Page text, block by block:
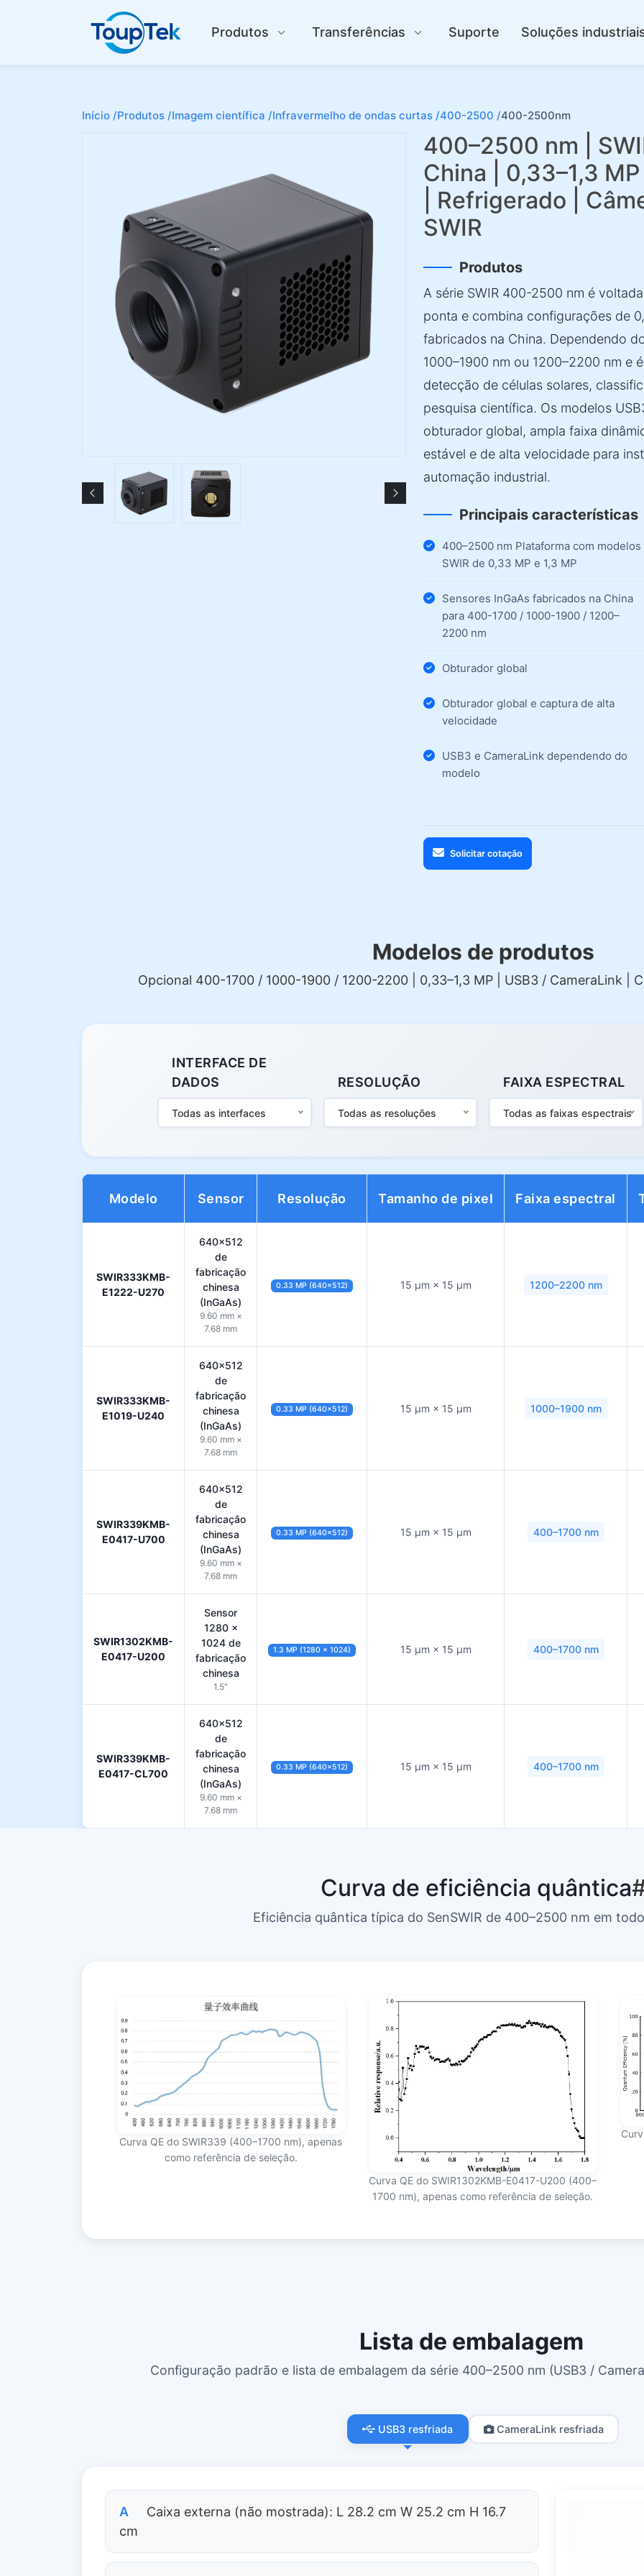
Produtos Transferências Suporte Soluções
Início /Produtos /Imagem científica /Infravermelho de ondas curtas /400-2500 /400-2500nm
400–2500 nm |
China | 0,33–1,3
| Refrigerado |
SWIR
Produtos
A série SWIR 400-2500 nm é
ponta e combina configurações de
fabricados na China. Dependendo
1000–1900 nm ou 1200–2200 nm e
detecção de células solares,
pesquisa científica. Os modelos
obturador global, ampla faixa
estável e de alta velocidade para
automação industrial.
Principais características
400–2500 nm Plataforma com modelos
SWIR de 0,33 MP e 1,3 MP
Sensores InGaAs fabricados na China
para 400-1700 / 1000-1900 / 1200–
2200 nm
Obturador global
Obturador global e captura de alta
velocidade
USB3 e CameraLink dependendo do
modelo
Solicitar cotação
Modelos de produtos
Opcional 400-1700 / 1000-1900 / 1200-2200 | 0,33–1,3 MP | USB3 / CameraLink |
INTERFACE DE
DADOS
Todas as interfaces
RESOLUÇÃO
Todas as resoluções
FAIXA ESPECTRAL
Todas as faixas espectrais
Modelo Sensor Resolução Tamanho de pixel Faixa espectral
SWIR333KMB-
E1222-U270
640×512
de
fabricação
chinesa
(InGaAs)
9.60 mm ×
7.68 mm
0.33 MP (640×512) 15 µm × 15 µm 1200–2200 nm
SWIR333KMB-
E1019-U240
640×512
de
fabricação
chinesa
(InGaAs)
9.60 mm ×
7.68 mm
0.33 MP (640×512) 15 µm × 15 µm 1000–1900 nm
SWIR339KMB-
E0417-U700
640×512
de
fabricação
chinesa
(InGaAs)
9.60 mm ×
7.68 mm
0.33 MP (640×512) 15 µm × 15 µm 400–1700 nm
SWIR1302KMB-
E0417-U200
Sensor
1280 ×
1024 de
fabricação
chinesa
1.5"
1.3 MP (1280 × 1024) 15 µm × 15 µm 400–1700 nm
SWIR339KMB-
E0417-CL700
640×512
de
fabricação
chinesa
(InGaAs)
9.60 mm ×
7.68 mm
0.33 MP (640×512) 15 µm × 15 µm 400–1700 nm
Curva de eficiência quântica
Eficiência quântica típica do SenSWIR de 400–2500 nm em
Curva QE do SWIR339 (400–1700 nm), apenas
como referência de seleção.
Curva QE do SWIR1302KMB-E0417-U200 (400–
1700 nm), apenas como referência de seleção.
Lista de embalagem
Configuração padrão e lista de embalagem da série 400–2500 nm (USB3 /
USB3 resfriada CameraLink resfriada
A
Caixa externa (não mostrada): L 28.2 cm W 25.2 cm H 16.7
cm